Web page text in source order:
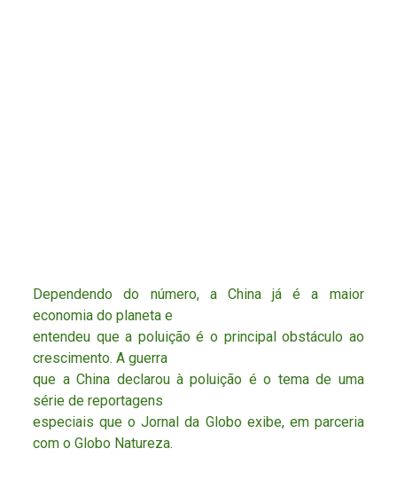
Dependendo do número, a China já é a maior
economia do planeta e
entendeu que a poluição é o principal obstáculo ao
crescimento. A guerra
que a China declarou à poluição é o tema de uma
série de reportagens
especiais que o Jornal da Globo exibe, em parceria
com o Globo Natureza.